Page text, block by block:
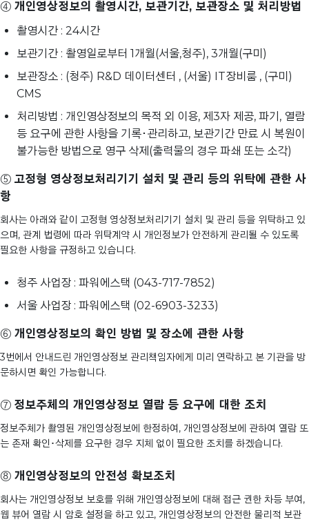
④ 개인영상정보의 촬영시간, 보관기간, 보관장소 및 처리방법
촬영시간 : 24시간
보관기간 : 촬영일로부터 1개월(서울,청주), 3개월(구미)
보관장소 : (청주) R&D 데이터센터 , (서울) IT장비룸 , (구미)
CMS
처리방법 : 개인영상정보의 목적 외 이용, 제3자 제공, 파기, 열람
등 요구에 관한 사항을 기록･관리하고, 보관기간 만료 시 복원이
불가능한 방법으로 영구 삭제(출력물의 경우 파쇄 또는 소각)
⑤ 고정형 영상정보처리기기 설치 및 관리 등의 위탁에 관한 사
항
회사는 아래와 같이 고정형 영상정보처리기기 설치 및 관리 등을 위탁하고 있
으며, 관계 법령에 따라 위탁계약 시 개인정보가 안전하게 관리될 수 있도록
필요한 사항을 규정하고 있습니다.
청주 사업장 : 파워에스택 (043-717-7852)
서울 사업장 : 파워에스택 (02-6903-3233)
⑥ 개인영상정보의 확인 방법 및 장소에 관한 사항
3번에서 안내드린 개인영상정보 관리책임자에게 미리 연락하고 본 기관을 방
문하시면 확인 가능합니다.
⑦ 정보주체의 개인영상정보 열람 등 요구에 대한 조치
정보주체가 촬영된 개인영상정보에 한정하여, 개인영상정보에 관하여 열람 또
는 존재 확인･삭제를 요구한 경우 지체 없이 필요한 조치를 하겠습니다.
⑧ 개인영상정보의 안전성 확보조치
회사는 개인영상정보 보호를 위해 개인영상정보에 대해 접근 권한 차등 부여,
웹 뷰어 열람 시 암호 설정을 하고 있고, 개인영상정보의 안전한 물리적 보관